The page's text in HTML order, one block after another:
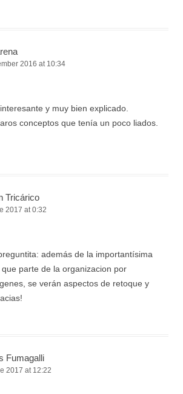
2016 at 10:34
y muy bien explicado.
conceptos que tenía un poco liados.
Tricárico
2017 at 0:32
además de la importantísima
parte de la organizacion por
se verán aspectos de retoque y
Fumagalli
2017 at 12:22